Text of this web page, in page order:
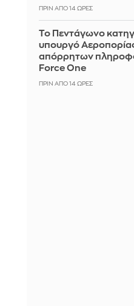
ΠΡΙΝ ΑΠΌ 14 ΏΡΕΣ
Το Πεντάγωνο
υπουργό
απόρρητων
Force One
ΠΡΙΝ ΑΠΌ 14 ΏΡΕΣ